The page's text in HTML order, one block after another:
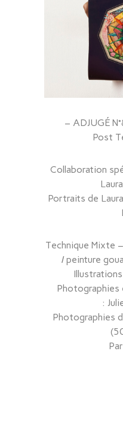
– ADJUGÉ
Post
Collaboration
Portraits de
Technique Mixte
/ peinture
Illustrations
Photographies
:
Photographies